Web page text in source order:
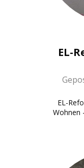
EL-
EL-
Wohnen